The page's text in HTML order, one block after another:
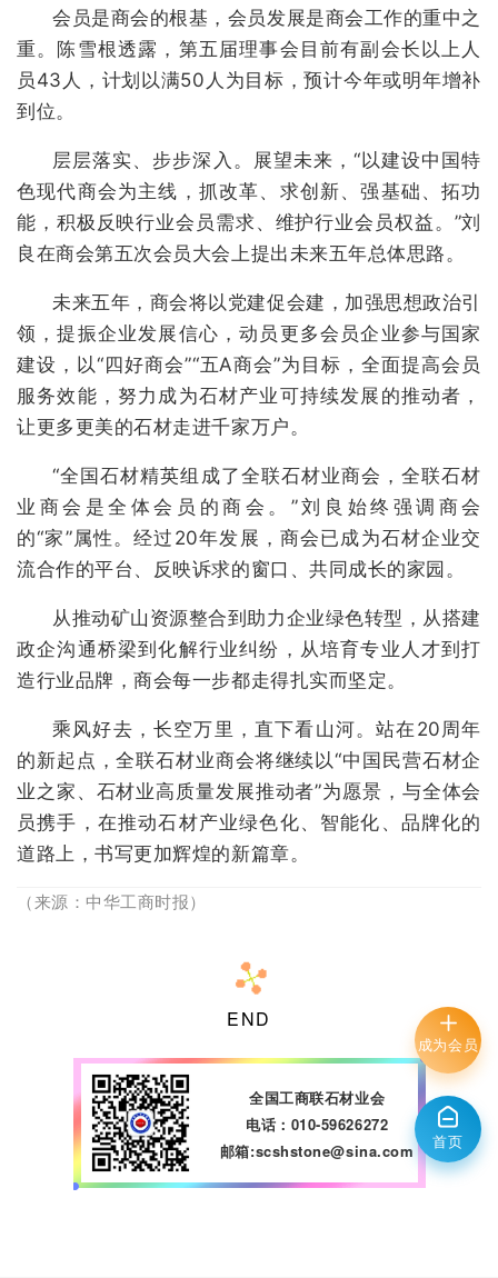
会员是商会的根基，会员发展是商会工作的重中之
重。陈雪根透露，第五届理事会目前有副会长以上人
员43人，计划以满50人为目标，预计今年或明年增补
到位。
层层落实、步步深入。展望未来，“以建设中国特
色现代商会为主线，抓改革、求创新、强基础、拓功
能，积极反映行业会员需求、维护行业会员权益。”刘
良在商会第五次会员大会上提出未来五年总体思路。
未来五年，商会将以党建促会建，加强思想政治引
领，提振企业发展信心，动员更多会员企业参与国家
建设，以“四好商会”“五A商会”为目标，全面提高会员
服务效能，努力成为石材产业可持续发展的推动者，
让更多更美的石材走进千家万户。
“全国石材精英组成了全联石材业商会，全联石材
业商会是全体会员的商会。”刘良始终强调商会
的“家”属性。经过20年发展，商会已成为石材企业交
流合作的平台、反映诉求的窗口、共同成长的家园。
从推动矿山资源整合到助力企业绿色转型，从搭建
政企沟通桥梁到化解行业纠纷，从培育专业人才到打
造行业品牌，商会每一步都走得扎实而坚定。
乘风好去，长空万里，直下看山河。站在20周年
的新起点，全联石材业商会将继续以“中国民营石材企
业之家、石材业高质量发展推动者”为愿景，与全体会
员携手，在推动石材产业绿色化、智能化、品牌化的
道路上，书写更加辉煌的新篇章。
（来源：中华工商时报）
END
全国工商联石材业会
电话：010-59626272
邮箱:scshstone@sina.com
成为会员
首页